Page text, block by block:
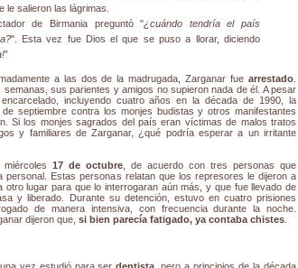
le salieron las lágrimas.
de Birmania preguntó "¿cuándo tendría el país
". Esta vez fue Dios el que se puso a llorar, diciendo
”
a las dos de la madrugada, Zarganar fuearrestado
sus parientes y amigos no supieron nada de él. A pesar
incluyendo cuatro años en la década de 1990, la
septiembre contra los monjes budistas y otros manifestantes
Si los monjes sagrados del país eran víctimas de malos tratos
y familiares de Zarganar, ¿qué podría esperar a un irritante
miércoles 17 de octubre , de acuerdo con tres personas que
personal. Estas personas relatan que los represores le dijeron a
otro lugar para que lo interrogaran aún más, y que fue llevado de
y liberado. Durante su detención, estuvo en cuatro prisiones
de manera intensiva, con frecuencia durante la noche.
dijeron que, si bien parecía fatigado, ya contaba chistes
vez estudió para serdentista , pero a principios de la década